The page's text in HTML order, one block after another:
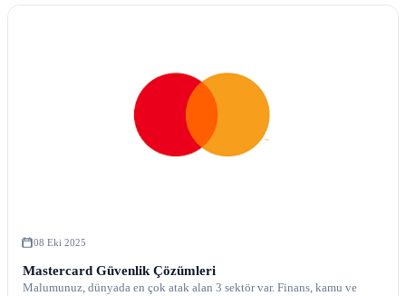
08 Eki 2025
Mastercard Güvenlik Çözümleri
Malumunuz, dünyada en çok atak alan 3 sektör var. Finans, kamu ve